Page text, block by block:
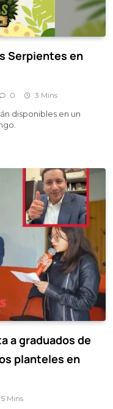
Serpientes en
0 3 Mins
disponibles en un
a graduados de
planteles en
5 Mins